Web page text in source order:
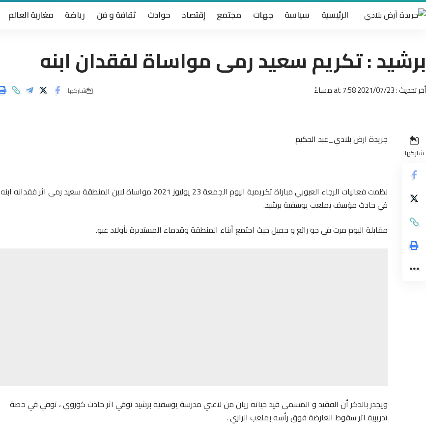
الرئيسية سياسة جهات مجتمع إقتصاد حوادث ثقافة و فن رياضة مغاربة العالم
برشيد : تكريم سعيد رمى مواساة لفقدان ابنه
أخر تحديث : 2021/07/23 at 7:58 مساءً شاركها
شاركها
جريدة ارض بلادي_عبد الحكيم
نظمت فعاليات الرجاء العبوبي مباراة تكريمية اليوم الجمعة 23 يوليوز 2021 مواساة لابن المنطقة سعيد رمى اثر فقدانه ابنه
في حادث مؤسف بملعب يوسفية برشيد.
مقابلة اليوم مرت في جو رائع و جميل حيث اجتمع أبناء المنطقة وقدماء المستديرة بأولاد عبو.
ويجدر بالذكر أن الفقيد و المسمى قيد حياته ريان من لاعبي مدرسة يوسفية برشيد توفي اثر حادث كوروي ، توفي في حصة
تدريبية اثر سقوط العارضة فوق رأسه بملعب الرازي .